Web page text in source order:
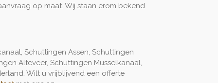
op maat. Wij staan erom bekend
Schuttingen Assen, Schuttingen
Alteveer, Schuttingen Musselkanaal,
Wilt u vrijblijvend een offerte